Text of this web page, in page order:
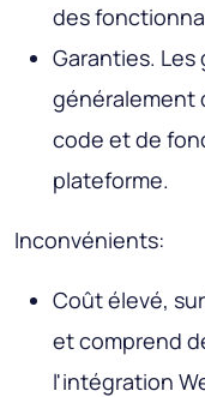
des
Garanties.
généralement
code et de
plateforme.
Inconvénients:
Coût élevé,
et comprend
l'intégration